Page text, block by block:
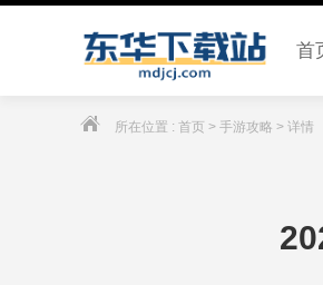
首
所在位置 : 首页 > 手游攻略 > 详情